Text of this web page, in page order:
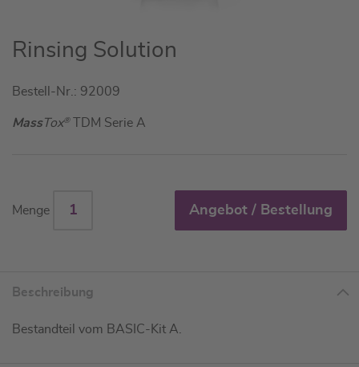
Zum
Anfang
Bildgalerie
springen
Rinsing Solution
Bestell-Nr.: 92009
MassTox®TDM Serie A
Menge Angebot / Bestellung
Beschreibung
Bestandteil vom BASIC-Kit A.